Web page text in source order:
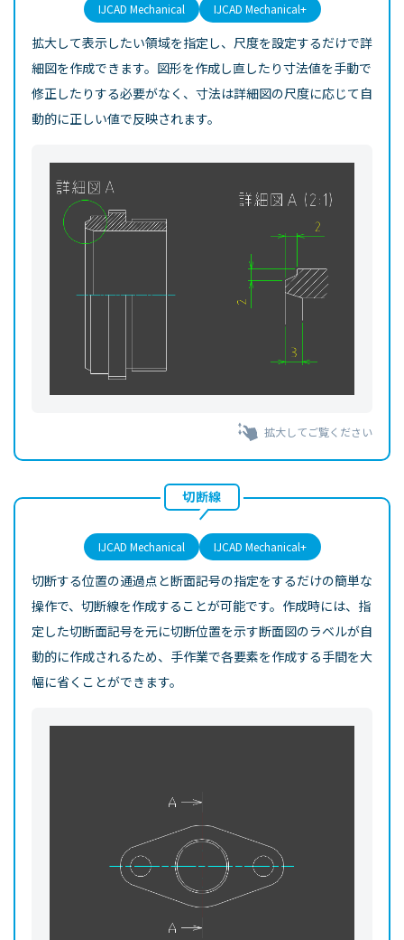
IJCAD Mechanical IJCAD Mechanical+
拡大して表示したい領域を指定し、尺度を設定するだけで詳
細図を作成できます。図形を作成し直したり寸法値を手動で
修正したりする必要がなく、寸法は詳細図の尺度に応じて自
動的に正しい値で反映されます。
拡大してご覧ください
切断線
IJCAD Mechanical IJCAD Mechanical+
切断する位置の通過点と断面記号の指定をするだけの簡単な
操作で、切断線を作成することが可能です。作成時には、指
定した切断面記号を元に切断位置を示す断面図のラベルが自
動的に作成されるため、手作業で各要素を作成する手間を大
幅に省くことができます。